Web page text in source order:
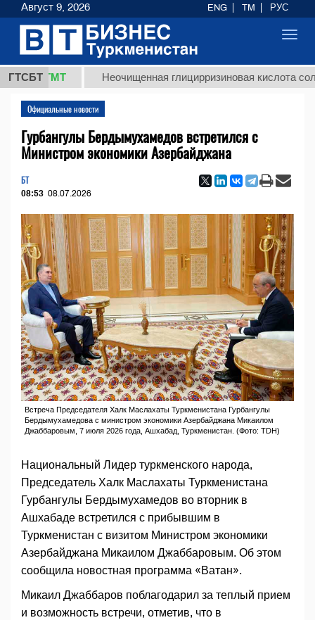
ГТСБТ
ТМТ Неочищенная глицирризиновая кислота
Официальные новости
Гурбангулы Бердымухамедов встретился с
Министром экономики Азербайджана
БТ
08:53 08.07.2026
Встреча Председателя Халк Маслахаты Туркменистана Гурбангулы
Бердымухамедова с министром экономики Азербайджана Микаилом
Джаббаровым, 7 июля 2026 года, Ашхабад, Туркменистан. (Фото: TDH)
Национальный Лидер туркменского народа,
Председатель Халк Маслахаты Туркменистана
Гурбангулы Бердымухамедов во вторник в
Ашхабаде встретился с прибывшим в
Туркменистан с визитом Министром экономики
Азербайджана Микаилом Джаббаровым. Об этом
сообщила новостная программа «Ватан».
Микаил Джаббаров поблагодарил за теплый прием
и возможность встречи, отметив, что в
Август 9, 2026 ENG TM РУС